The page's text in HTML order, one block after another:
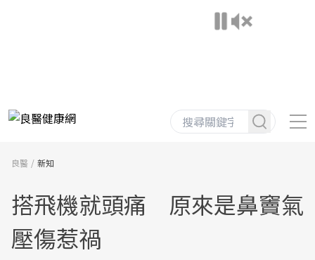
良醫 新知
搭飛機就頭痛 原來是鼻竇氣
壓傷惹禍